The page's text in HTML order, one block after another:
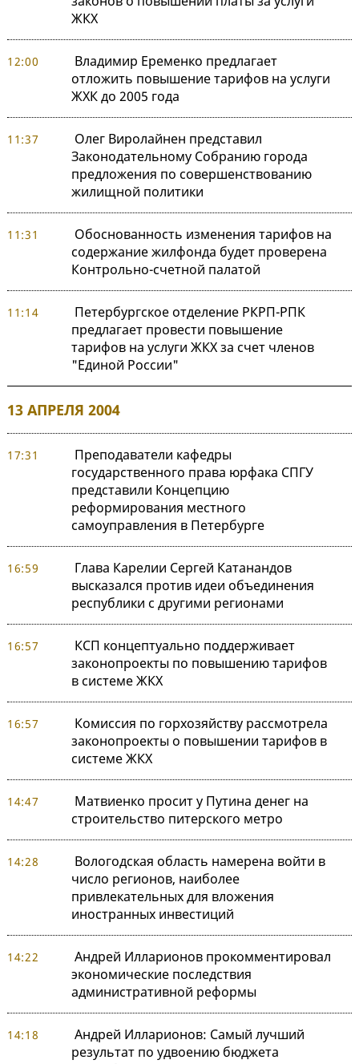
ЖКХ
12:00
Владимир Еременко предлагает
отложить повышение тарифов на услуги
ЖХК до 2005 года
11:37
Олег Виролайнен представил
Законодательному Собранию города
предложения по совершенствованию
жилищной политики
11:31
Обоснованность изменения тарифов на
содержание жилфонда будет проверена
Контрольно-счетной палатой
11:14
Петербургское отделение РКРП-РПК
предлагает провести повышение
тарифов на услуги ЖКХ за счет членов
"Единой России"
13 АПРЕЛЯ 2004
17:31
Преподаватели кафедры
государственного права юрфака СПГУ
представили Концепцию
реформирования местного
самоуправления в Петербурге
16:59
Глава Карелии Сергей Катанандов
высказался против идеи объединения
республики с другими регионами
16:57
КСП концептуально поддерживает
законопроекты по повышению тарифов
в системе ЖКХ
16:57
Комиссия по горхозяйству рассмотрела
законопроекты о повышении тарифов в
системе ЖКХ
14:47
Матвиенко просит у Путина денег на
строительство питерского метро
14:28
Вологодская область намерена войти в
число регионов, наиболее
привлекательных для вложения
иностранных инвестиций
14:22
Андрей Илларионов прокомментировал
экономические последствия
административной реформы
14:18
Андрей Илларионов: Самый лучший
результат по удвоению бюджета